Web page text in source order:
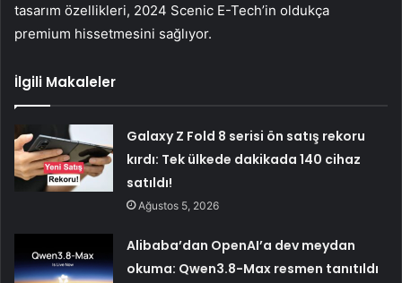
tasarım özellikleri, 2024 Scenic E-Tech’in oldukça
premium hissetmesini sağlıyor.
İlgili Makaleler
Galaxy Z Fold 8 serisi ön satış rekoru
kırdı: Tek ülkede dakikada 140 cihaz
satıldı!
Ağustos 5, 2026
Alibaba’dan OpenAI’a dev meydan
okuma: Qwen3.8-Max resmen tanıtıldı